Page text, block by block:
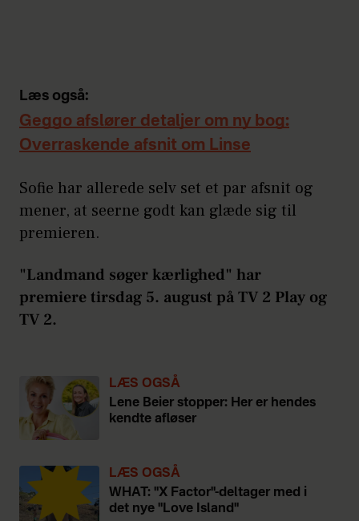
Læs også:
Geggo afslører detaljer om ny bog:
Overraskende afsnit om Linse
Sofie har allerede selv set et par afsnit og
mener, at seerne godt kan glæde sig til
premieren.
"Landmand søger kærlighed" har
premiere tirsdag 5. august på TV 2 Play og
TV 2.
LÆS OGSÅ
Lene Beier stopper: Her er hendes
kendte afløser
LÆS OGSÅ
WHAT: "X Factor"-deltager med i
det nye "Love Island"